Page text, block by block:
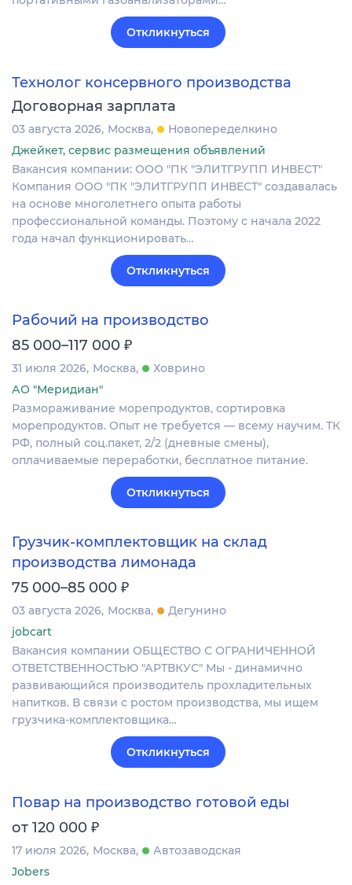
Откликнуться
Технолог консервного производства
Договорная зарплата
03 августа 2026 Москва
Новопеределкино
Джейкет, сервис размещения объявлений
Вакансия компании: ООО "ПК "ЭЛИТГРУПП ИНВЕСТ"
Компания ООО "ПК "ЭЛИТГРУПП ИНВЕСТ" создавалась
на основе многолетнего опыта работы
профессиональной команды. Поэтому с начала 2022
года начал функционировать…
Откликнуться
Рабочий на производство
85 000–117 000 ₽
31 июля 2026 Москва
Ховрино
АО "Меридиан"
Размораживание морепродуктов, сортировка
морепродуктов. Опыт не требуется — всему научим. ТК
РФ, полный соц.пакет, 2/2 (дневные смены),
оплачиваемые переработки, бесплатное питание.
Откликнуться
Грузчик-комплектовщик на склад
производства лимонада
75 000–85 000 ₽
03 августа 2026 Москва
Дегунино
jobcart
Вакансия компании ОБЩЕСТВО С ОГРАНИЧЕННОЙ
ОТВЕТСТВЕННОСТЬЮ "АРТВКУС" Мы - динамично
развивающийся производитель прохладительных
напитков. В связи с ростом производства, мы ищем
грузчика-комплектовщика…
Откликнуться
Повар на производство готовой еды
от 120 000 ₽
17 июля 2026 Москва
Автозаводская
Jobers